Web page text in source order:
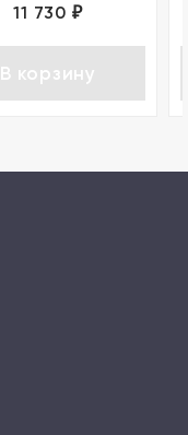
11 730 ₽
В корзину